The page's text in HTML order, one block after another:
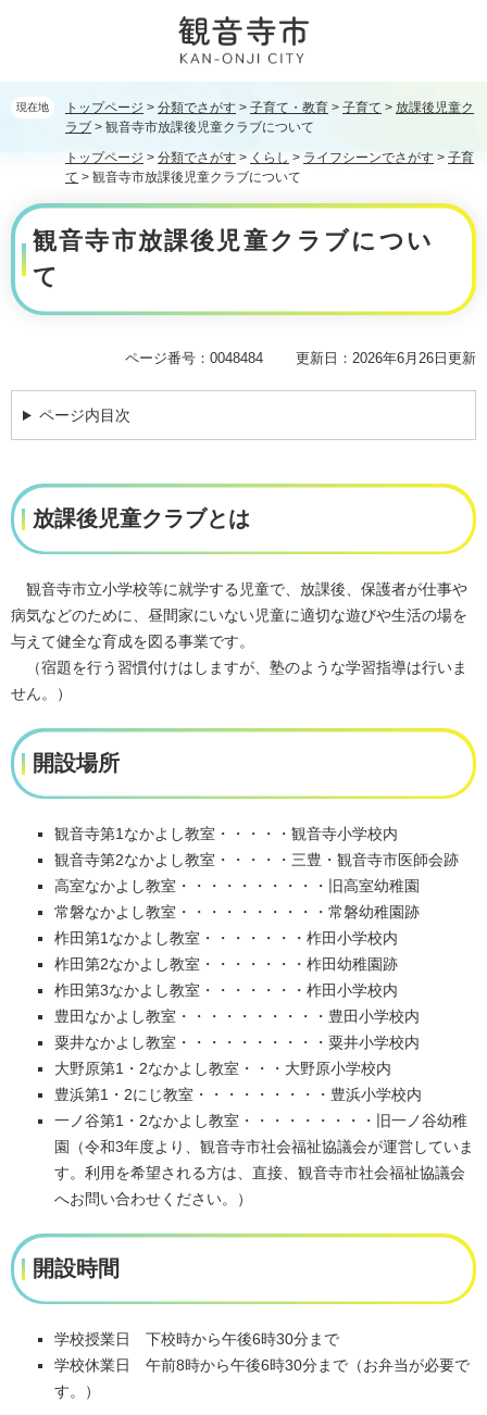
文
現在地 トップページ > 分類でさがす > 子育て・教育 > 子育て > 放課後児童ク
ラブ > 観音寺市放課後児童クラブについて
トップページ > 分類でさがす > くらし > ライフシーンでさがす > 子育
て > 観音寺市放課後児童クラブについて
本
文
観音寺市放課後児童クラブについ
て
ページ番号：0048484 更新日：2026年6月26日更新
ページ内目次
放課後児童クラブとは
観音寺市立小学校等に就学する児童で、放課後、保護者が仕事や
病気などのために、昼間家にいない児童に適切な遊びや生活の場を
与えて健全な育成を図る事業です。
（宿題を行う習慣付けはしますが、塾のような学習指導は行いま
せん。）
開設場所
観音寺第1なかよし教室・・・・・観音寺小学校内
観音寺第2なかよし教室・・・・・三豊・観音寺市医師会跡
高室なかよし教室・・・・・・・・・・旧高室幼稚園
常磐なかよし教室・・・・・・・・・・常磐幼稚園跡
柞田第1なかよし教室・・・・・・・柞田小学校内
柞田第2なかよし教室・・・・・・・柞田幼稚園跡
柞田第3なかよし教室・・・・・・・柞田小学校内
豊田なかよし教室・・・・・・・・・・豊田小学校内
粟井なかよし教室・・・・・・・・・・粟井小学校内
大野原第1・2なかよし教室・・・大野原小学校内
豊浜第1・2にじ教室・・・・・・・・・豊浜小学校内
一ノ谷第1・2なかよし教室・・・・・・・・・旧一ノ谷幼稚
園（令和3年度より、観音寺市社会福祉協議会が運営していま
す。利用を希望される方は、直接、観音寺市社会福祉協議会
へお問い合わせください。）
開設時間
学校授業日 下校時から午後6時30分まで
学校休業日 午前8時から午後6時30分まで（お弁当が必要で
す。）